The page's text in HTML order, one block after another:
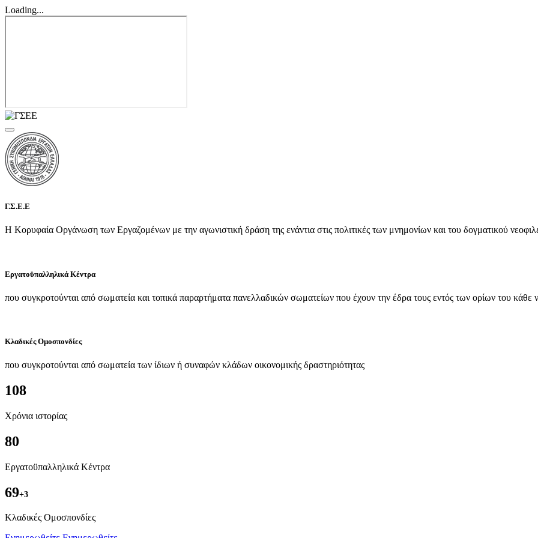
Loading...
Γ.Σ.Ε.Ε
Η Κορυφαία Οργάνωση των Εργαζομένων με την αγωνιστική δράση της ενάντια στις πολιτικές των μνημονίων και του δογματικού
Εργατοϋπαλληλικά Κέντρα
που συγκροτούνται από σωματεία και τοπικά παραρτήματα πανελλαδικών σωματείων που έχουν την έδρα τους εντός των ορίων του κάθε
Κλαδικές Ομοσπονδίες
που συγκροτούνται από σωματεία των ίδιων ή συναφών κλάδων οικονομικής δραστηριότητας
108
Χρόνια ιστορίας
80
Εργατοϋπαλληλικά Κέντρα
69+3
Kλαδικές Ομοσπονδίες